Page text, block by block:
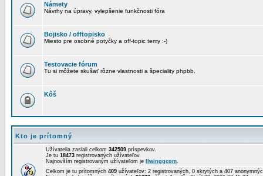
Námety
Návrhy na úpravy, vylepšenie funkčnosti fóra
Bojisko / offtopisko
Miesto pre osobné potyčky a off-topic temy :-)
Testovacie fórum
Tu si môžete skušať rôzne vlastnosti a špeciality phpbb.
Kôš
Kto je prítomný
Užívatelia zaslali celkom 342509 príspevkov.
Je tu 18473 registrovaných užívateľov.
Najnovším registrovaným užívateľom je
llwinggcom.
Celkom je tu prítomných 409 užívateľov: 2 registrovaných, 0 skrytých a 407